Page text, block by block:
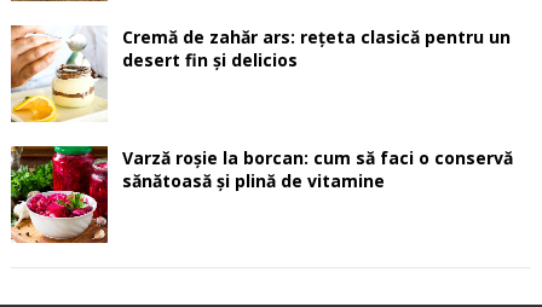
Cremă de zahăr ars: rețeta clasică pentru un
desert fin și delicios
Varză roșie la borcan: cum să faci o conservă
sănătoasă și plină de vitamine